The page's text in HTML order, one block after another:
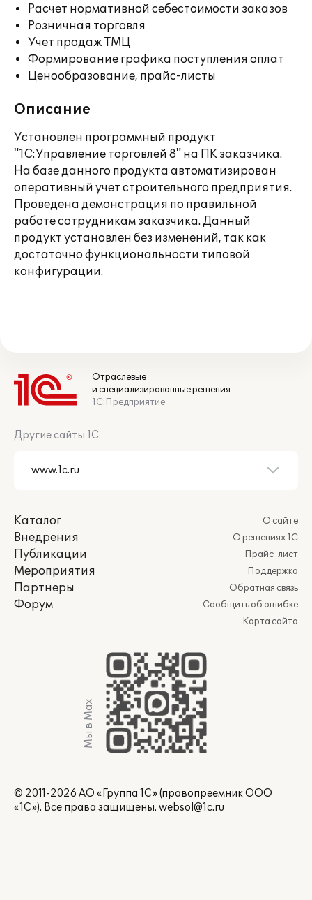
Расчет нормативной себестоимости заказов
Розничная торговля
Учет продаж ТМЦ
Формирование графика поступления оплат
Ценообразование, прайс-листы
Описание
Установлен программный продукт
"1С:Управление торговлей 8" на ПК заказчика.
На базе данного продукта автоматизирован
оперативный учет строительного предприятия.
Проведена демонстрация по правильной
работе сотрудникам заказчика. Данный
продукт установлен без изменений, так как
достаточно функциональности типовой
конфигурации.
Отраслевые
и специализированные решения
1С:Предприятие
Другие сайты 1С
Каталог
Внедрения
Публикации
Мероприятия
Партнеры
Форум
О сайте
О решениях 1С
Прайс-лист
Поддержка
Обратная связь
Сообщить об ошибке
Карта сайта
Мы в Max
© 2011-2026 АО «Группа 1С» (правопреемник ООО
«1С»). Все права защищены. websol@1c.ru